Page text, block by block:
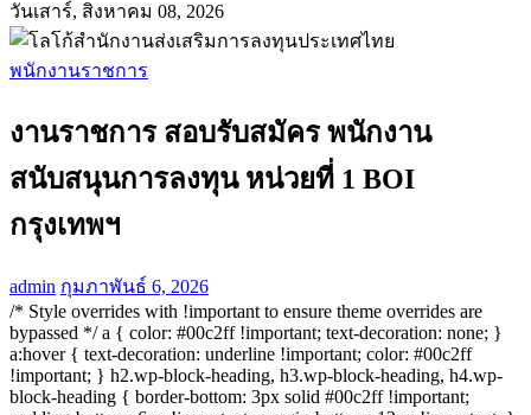
วันเสาร์, สิงหาคม 08, 2026
พนักงานราชการ
งานราชการ สอบรับสมัคร พนักงาน
สนับสนุนการลงทุน หน่วยที่ 1 BOI
กรุงเทพฯ
admin กุมภาพันธ์ 6, 2026
/* Style overrides with !important to ensure theme overrides are
bypassed */ a { color: #00c2ff !important; text-decoration: none; }
a:hover { text-decoration: underline !important; color: #00c2ff
!important; } h2.wp-block-heading, h3.wp-block-heading, h4.wp-
block-heading { border-bottom: 3px solid #00c2ff !important;